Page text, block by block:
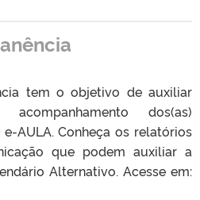
tem o objetivo de auxiliar
dos(as)
AULA. Conheça os relatórios
que podem auxiliar a
Alternativo. Acesse em: